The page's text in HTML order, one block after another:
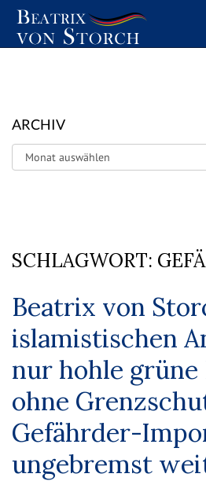
ARCHIV
Archiv
SCHLAGWORT:
Beatrix von
islamistischen
nur hohle grüne
ohne
Gefährder-
ungebremst